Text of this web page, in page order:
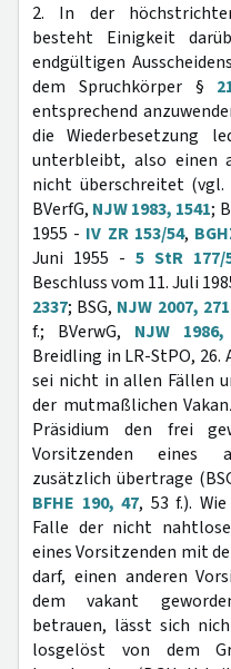
2. In der
besteht Einigkeit
endgültigen
dem Spruchkörper §
entsprechend
die Wiederbesetzung
unterbleibt, also einen
nicht überschreitet (vgl.
BVerfG, NJW 1983, 1541;
1955 - IV ZR 153/54,
Juni 1955 - 5 StR 177/
Beschluss vom 11. Juli
2337; BSG, NJW 2007,
f.; BVerwG, NJW
Breidling in LR-StPO, 26.
sei nicht in allen Fällen
der mutmaßlichen
Präsidium den frei
Vorsitzenden eines
zusätzlich übertrage
BFHE 190, 47, 53 f.).
Falle der nicht
eines Vorsitzenden mit
darf, einen anderen
dem vakant
betrauen, lässt sich
losgelöst von dem